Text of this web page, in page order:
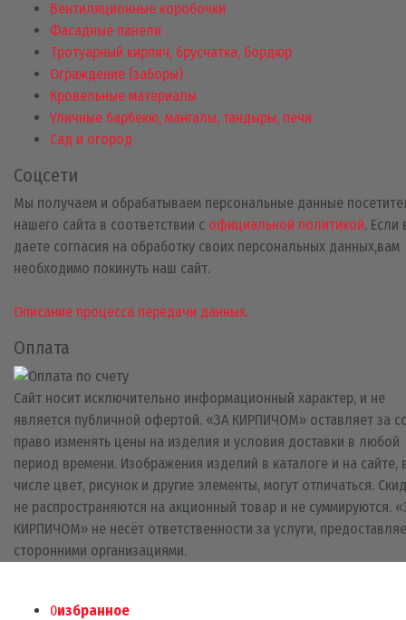
Вентиляционные коробочки
Фасадные панели
Тротуарный кирпич, брусчатка, бордюр
Ограждение (заборы)
Кровельные материалы
Уличные барбекю, мангалы, тандыры, печи
Сад и огород
Соцсети
Мы получаем и обрабатываем персональные данные
нашего сайта в соответствии с официальной политикой. Если
даете согласия на обработку своих персональных данных,вам
необходимо покинуть наш сайт.
Описание процесса передачи данных.
Оплата
Сайт носит исключительно информационный характер, и не
является публичной офертой. «ЗА КИРПИЧОМ» оставляет за
право изменять цены на изделия и условия доставки в любой
период времени. Изображения изделий в каталоге и на сайте,
числе цвет, рисунок и другие элементы, могут отличаться.
не распространяются на акционный товар и не суммируются.
КИРПИЧОМ» не несёт ответственности за услуги,
сторонними организациями.
0избранное